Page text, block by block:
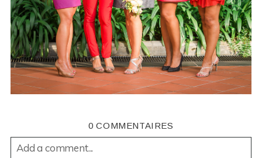
0 COMMENTAIRES
Add a comment...